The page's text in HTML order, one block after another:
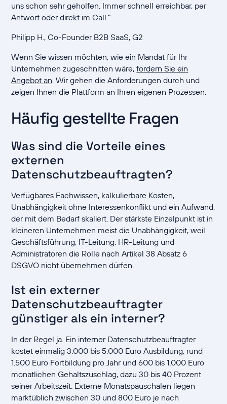
uns schon sehr geholfen. Immer schnell erreichbar, per
Antwort oder direkt im Call."
Philipp H., Co-Founder B2B SaaS, G2
Wenn Sie wissen möchten, wie ein Mandat für Ihr
Unternehmen zugeschnitten wäre,fordern Sie ein
Angebot an . Wir gehen die Anforderungen durch und
zeigen Ihnen die Plattform an Ihren eigenen Prozessen.
Häufig gestellte Fragen
Was sind die Vorteile eines
externen
Datenschutzbeauftragten?
Verfügbares Fachwissen, kalkulierbare Kosten,
Unabhängigkeit ohne Interessenkonflikt und ein Aufwand,
der mit dem Bedarf skaliert. Der stärkste Einzelpunkt ist in
kleineren Unternehmen meist die Unabhängigkeit, weil
Geschäftsführung, IT-Leitung, HR-Leitung und
Administratoren die Rolle nach Artikel 38 Absatz 6
DSGVO nicht übernehmen dürfen.
Ist ein externer
Datenschutzbeauftragter
günstiger als ein interner?
In der Regel ja. Ein interner Datenschutzbeauftragter
kostet einmalig 3.000 bis 5.000 Euro Ausbildung, rund
1.500 Euro Fortbildung pro Jahr und 600 bis 1.000 Euro
monatlichen Gehaltszuschlag, dazu 30 bis 40 Prozent
seiner Arbeitszeit. Externe Monatspauschalen liegen
marktüblich zwischen 30 und 800 Euro je nach